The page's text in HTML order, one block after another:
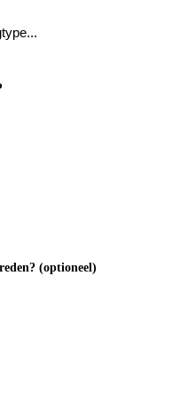
(optioneel)